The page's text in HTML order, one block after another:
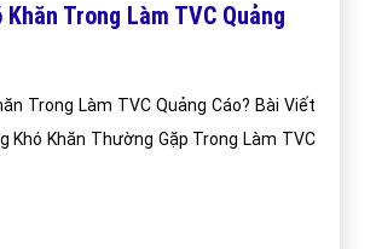
Khăn Trong Làm TVC Quảng
Trong Làm TVC Quảng Cáo? Bài Viết
Khó Khăn Thường Gặp Trong Làm TVC